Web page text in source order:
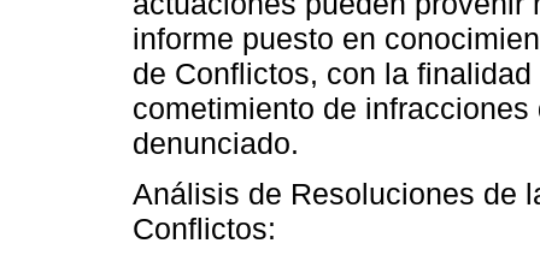
informe puesto en
de Conflictos, con la
cometimiento de
denunciado.
Análisis de Resoluciones de
Conflictos: